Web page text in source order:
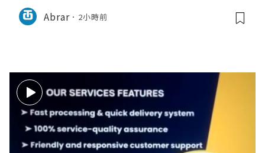
Abrar 2小時前